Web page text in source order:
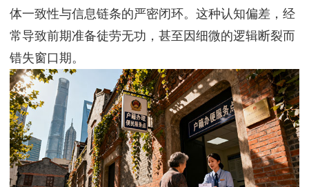
新
闻
资
讯
联
系
我
们
体一致性与信息链条的严密闭环。这种认知偏差，经
常导致前期准备徒劳无功，甚至因细微的逻辑断裂而
错失窗口期。